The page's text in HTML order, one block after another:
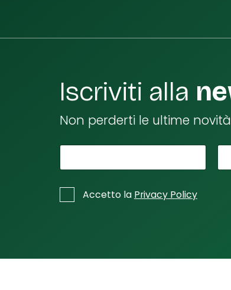
Iscriviti alla
Non perderti le ultime
m
p
C
a
e
* Accetto la Privacy Policy